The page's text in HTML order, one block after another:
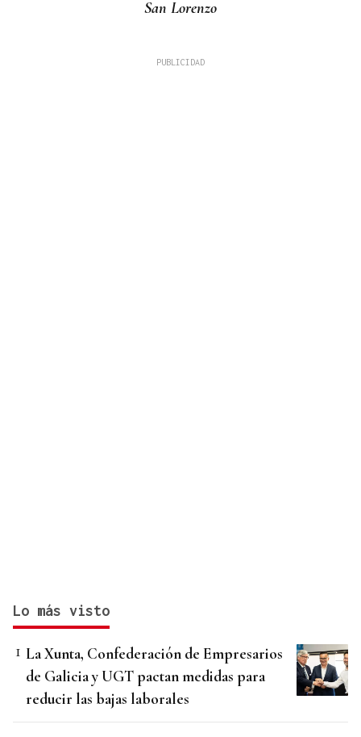
San Lorenzo
Lo más visto
La Xunta, Confederación de Empresarios
de Galicia y UGT pactan medidas para
reducir las bajas laborales